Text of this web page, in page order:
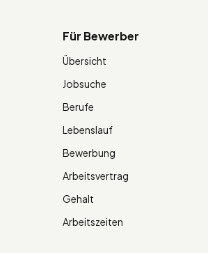
Für Bewerber
Übersicht
Jobsuche
Berufe
Lebenslauf
Bewerbung
Arbeitsvertrag
Gehalt
Arbeitszeiten